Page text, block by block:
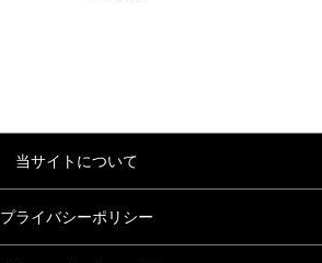
当サイトについて
プライバシーポリシー